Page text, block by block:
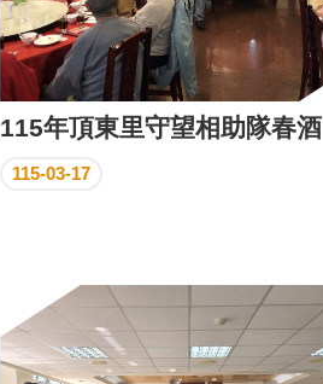
115年頂東里守望相助隊春酒
115-03-17